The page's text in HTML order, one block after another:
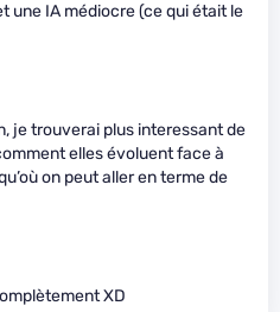
une IA médiocre (ce qui était le
je trouverai plus interessant de
elles évoluent face à
on peut aller en terme de
XD